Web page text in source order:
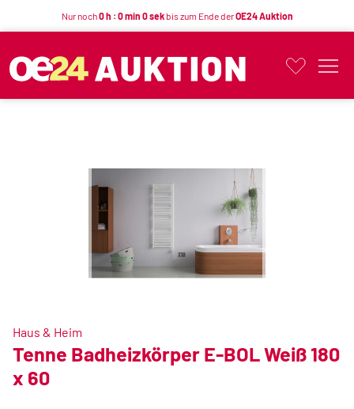
Nur noch0 h : 0 min 0 sekbis zum Ende derOE24 Auktion
Haus & Heim
Tenne Badheizkörper E-BOL Weiß 180
x 60